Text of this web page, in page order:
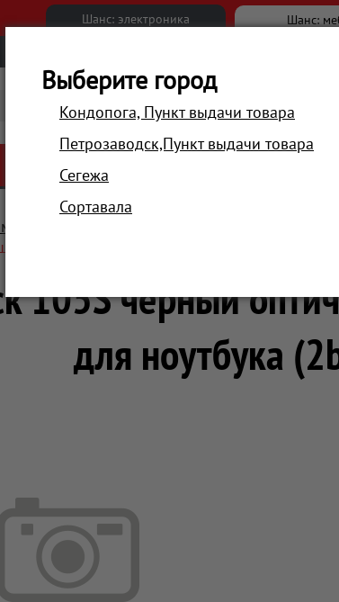
Шанс: электроника Шанс:
АКЦИИ
и периферия
Oklick 105S черный оптическая (800dpi)
черный
для ноутбука
Выберите город
Кондопога, Пункт выдачи товара
Петрозаводск,Пункт выдачи товара
Сегежа
Сортавала